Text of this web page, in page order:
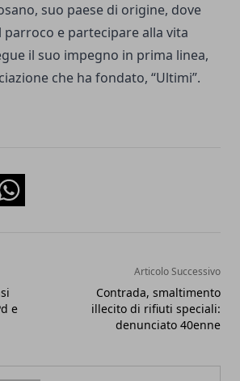
suo paese di origine, dove
e partecipare alla vita
il suo impegno in prima linea,
che ha fondato, “Ultimi”.
e
Articolo Successivo
Contrada, smaltimento
illecito di rifiuti speciali:
denunciato 40enne